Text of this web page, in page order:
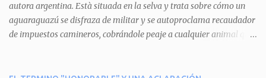
r
i
o
autora argentina. Està situada en la selva y trata sobre cómo un
aguaraguazú se disfraza de militar y se autoproclama recaudador
de impuestos camineros, cobrándole peaje a cualquier animal que